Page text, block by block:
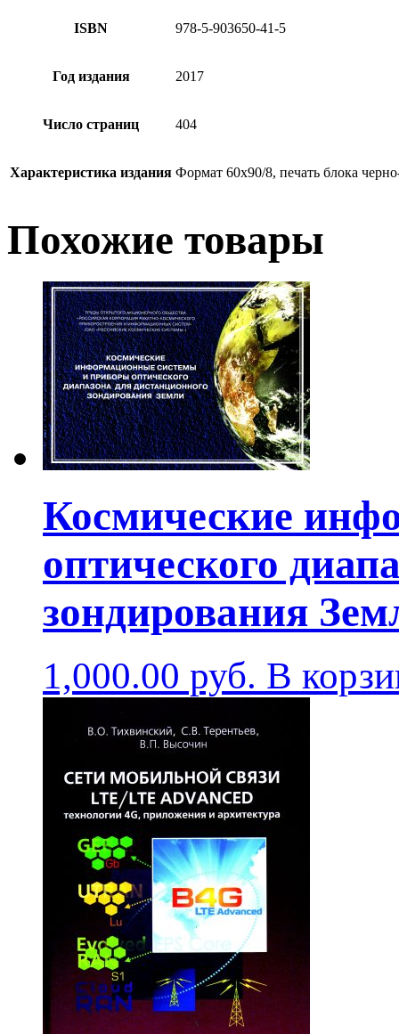
ISBN 978-5-903650-41-5
Год издания 2017
Число страниц 404
Характеристика издания Формат 60х90/8, печать блока
Похожие товары
Космические
оптического
зондирования
1,000.00 руб. В